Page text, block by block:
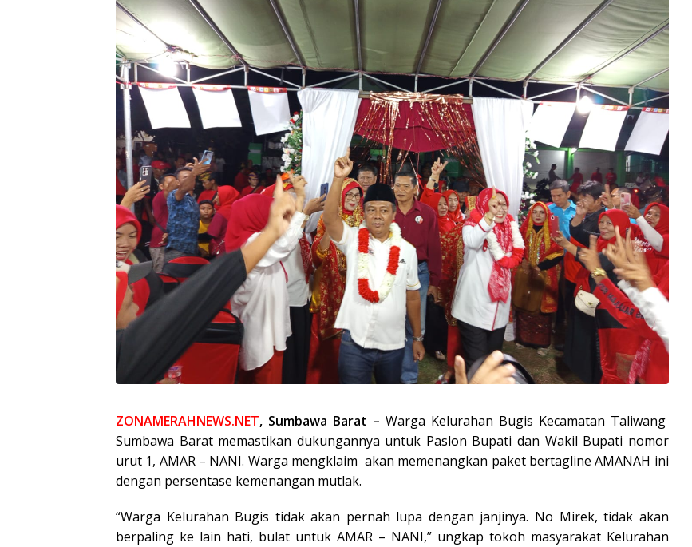
ZONAMERAHNEWS.NET, Sumbawa Barat – Warga Kelurahan Bugis Kecamatan Taliwang
Sumbawa Barat memastikan dukungannya untuk Paslon Bupati dan Wakil Bupati nomor
urut 1, AMAR – NANI. Warga mengklaim akan memenangkan paket bertagline AMANAH ini
dengan persentase kemenangan mutlak.
“Warga Kelurahan Bugis tidak akan pernah lupa dengan janjinya. No Mirek, tidak akan
berpaling ke lain hati, bulat untuk AMAR – NANI,” ungkap tokoh masyarakat Kelurahan